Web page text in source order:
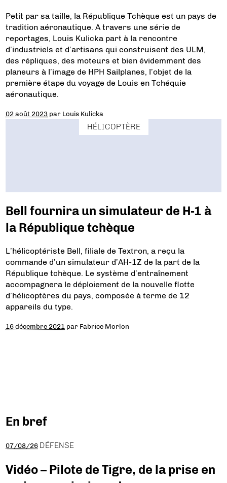
Petit par sa taille, la République Tchèque est un pays de
tradition aéronautique. A travers une série de
reportages, Louis Kulicka part à la rencontre
d’industriels et d’artisans qui construisent des ULM,
des répliques, des moteurs et bien évidemment des
planeurs à l’image de HPH Sailplanes, l’objet de la
première étape du voyage de Louis en Tchéquie
aéronautique.
02 août 2023 par Louis Kulicka
HÉLICOPTÈRE
Bell fournira un simulateur de H-1 à
la République tchèque
L’hélicoptériste Bell, filiale de Textron, a reçu la
commande d’un simulateur d’AH-1Z de la part de la
République tchèque. Le système d’entraînement
accompagnera le déploiement de la nouvelle flotte
d’hélicoptères du pays, composée à terme de 12
appareils du type.
16 décembre 2021 par Fabrice Morlon
En bref
07/08/26 DÉFENSE
Vidéo – Pilote de Tigre, de la prise en